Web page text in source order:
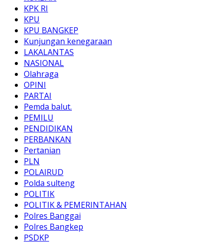
KPK RI
KPU
KPU BANGKEP
Kunjungan kenegaraan
LAKALANTAS
NASIONAL
Olahraga
OPINI
PARTAI
Pemda balut.
PEMILU
PENDIDIKAN
PERBANKAN
Pertanian
PLN
POLAIRUD
Polda sulteng
POLITIK
POLITIK & PEMERINTAHAN
Polres Banggai
Polres Bangkep
PSDKP